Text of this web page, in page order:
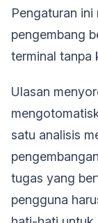
Pengaturan
pengembang
terminal tanpa
Ulasan
satu analisis
tugas yang
pengguna